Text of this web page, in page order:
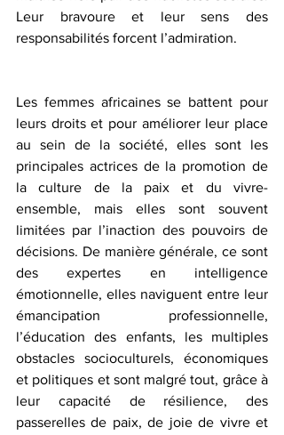
Leur bravoure et leur sens des
responsabilités forcent l’admiration.
Les femmes africaines se battent pour
leurs droits et pour améliorer leur place
au sein de la société, elles sont les
principales actrices de la promotion de
la culture de la paix et du vivre-
ensemble, mais elles sont souvent
limitées par l’inaction des pouvoirs de
décisions. De manière générale, ce sont
des expertes en intelligence
émotionnelle, elles naviguent entre leur
émancipation professionnelle,
l’éducation des enfants, les multiples
obstacles socioculturels, économiques
et politiques et sont malgré tout, grâce à
leur capacité de résilience, des
passerelles de paix, de joie de vivre et